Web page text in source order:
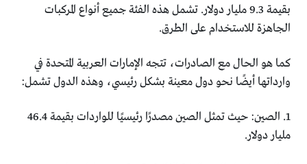
بقيمة 9.3 مليار دولار. تشمل هذه الفئة جميع أنواع المركبات
الجاهزة للاستخدام على الطرق.
كما هو الحال مع الصادرات، تتجه الإمارات العربية المتحدة في
وارداتها أيضًا نحو دول معينة بشكل رئيسي، وهذه الدول تشمل:
1. الصين: حيث تمثل الصين مصدرًا رئيسيًا للواردات بقيمة 46.4
مليار دولار.